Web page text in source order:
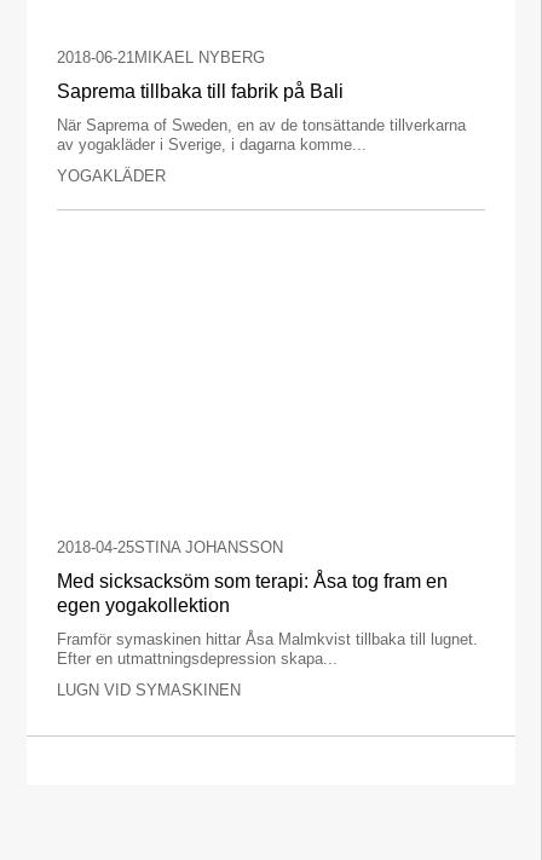
2018-06-21MIKAEL NYBERG
Saprema tillbaka till fabrik på Bali
När Saprema of Sweden, en av de tonsättande tillverkarna
av yogakläder i Sverige, i dagarna komme...
YOGAKLÄDER
2018-04-25STINA JOHANSSON
Med sicksacksöm som terapi: Åsa tog fram en
egen yogakollektion
Framför symaskinen hittar Åsa Malmkvist tillbaka till lugnet.
Efter en utmattningsdepression skapa...
LUGN VID SYMASKINEN